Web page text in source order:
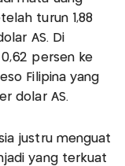
turun 1,88
AS. Di
persen ke
Filipina yang
dolar AS.
justru menguat
yang terkuat